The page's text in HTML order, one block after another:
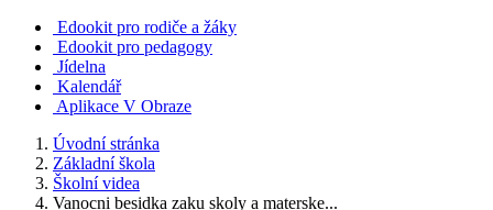
Edookit pro rodiče a žáky
Edookit pro pedagogy
Jídelna
Kalendář
Aplikace V Obraze
Úvodní stránka
Základní škola
Školní videa
Vanocni besidka zaku skoly a materske...